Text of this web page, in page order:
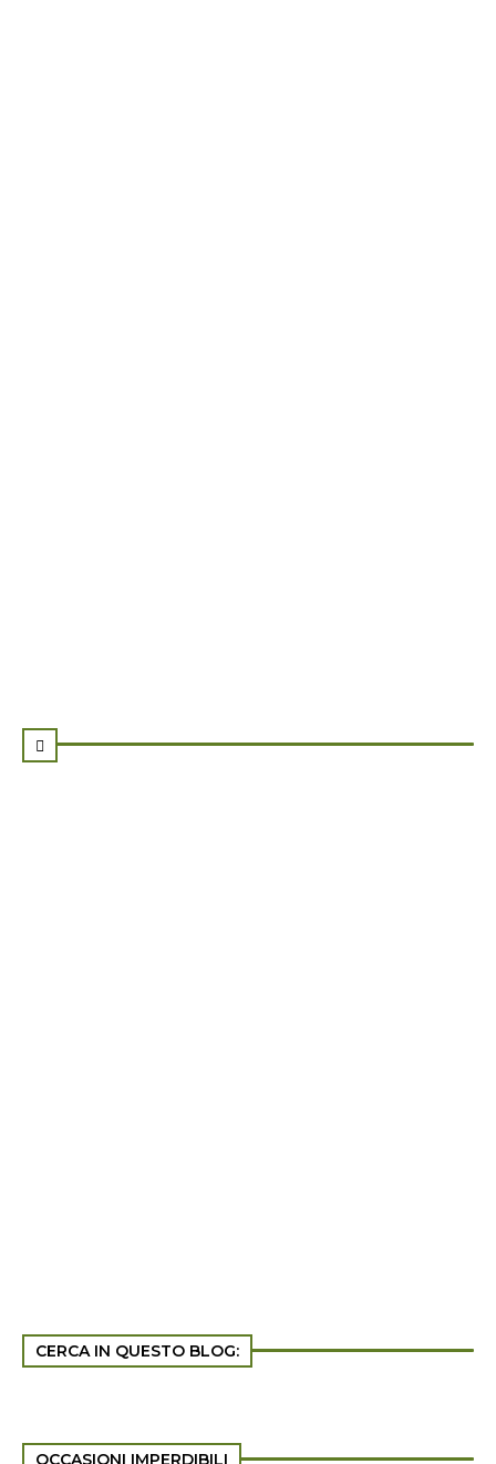

CERCA IN QUESTO BLOG:
OCCASIONI IMPERDIBILI